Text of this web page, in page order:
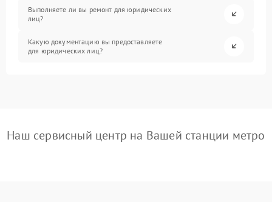
Выполняете ли вы ремонт для юридических
лиц?
Какую документацию вы предоставляете
для юридических лиц?
Наш сервисный центр на Вашей станции метро